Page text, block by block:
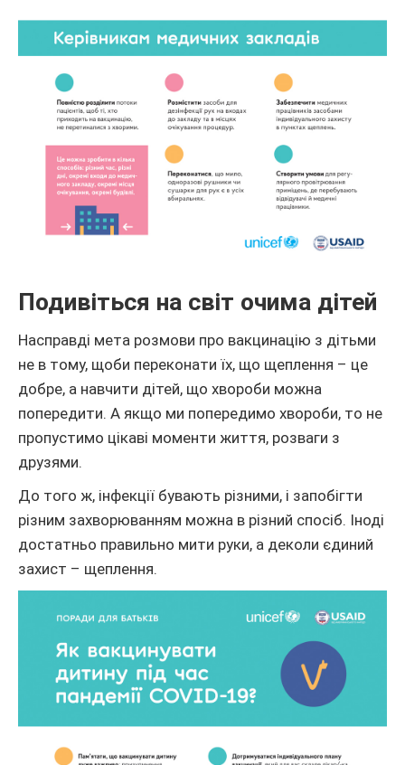
Подивіться на світ очима дітей
Насправді мета розмови про вакцинацію з дітьми
не в тому, щоби переконати їх, що щеплення – це
добре, а навчити дітей, що хвороби можна
попередити. А якщо ми попередимо хвороби, то не
пропустимо цікаві моменти життя, розваги з
друзями.
До того ж, інфекції бувають різними, і запобігти
різним захворюванням можна в різний спосіб. Іноді
достатньо правильно мити руки, а деколи єдиний
захист – щеплення.